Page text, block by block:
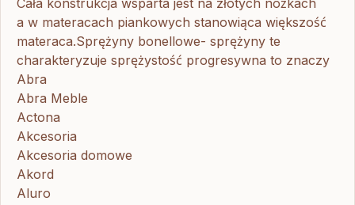
Cała konstrukcja wsparta jest na złotych nóżkach
a w materacach piankowych stanowiąca większość
materaca.Sprężyny bonellowe- sprężyny te
charakteryzuje sprężystość progresywna to znaczy
Abra
Abra Meble
Actona
Akcesoria
Akcesoria domowe
Akord
Aluro